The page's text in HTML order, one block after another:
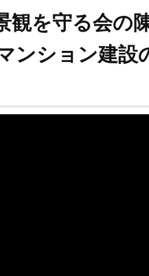
観を守る会の
ンション建